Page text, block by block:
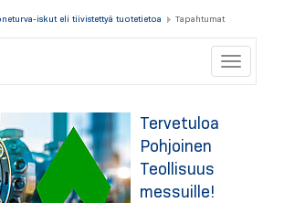
iskut eli tiivistettyä tuotetietoa Tapahtumat
Toggle
Tervetuloa
Pohjoinen
Teollisuus
messuille!